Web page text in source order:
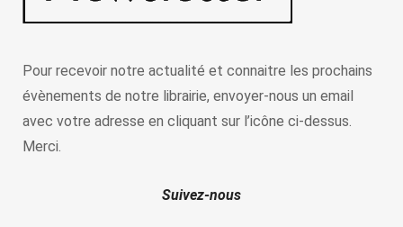
Pour recevoir notre actualité et connaitre les prochains
évènements de notre librairie, envoyer-nous un email
avec votre adresse en cliquant sur l’icône ci-dessus.
Merci.
Suivez-nous